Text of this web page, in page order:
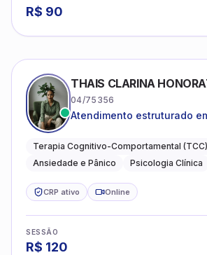
R$ 90
THAIS CLARINA
04/75356
Atendimento estruturado
excessiva
Terapia Cognitivo-Comportamental (TCC)
Ansiedade e Pânico
Psicologia Clínica
CRP ativo Online
SESSÃO
R$ 120